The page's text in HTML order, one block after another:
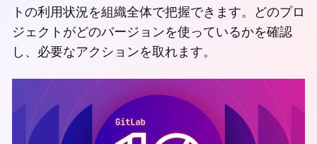
トの利用状況を組織全体で把握できます。どのプロ
ジェクトがどのバージョンを使っているかを確認
し、必要なアクションを取れます。